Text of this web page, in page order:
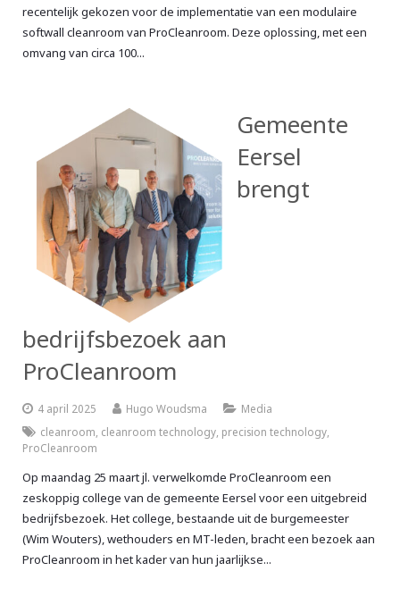
recentelijk gekozen voor de implementatie van een modulaire
softwall cleanroom van ProCleanroom. Deze oplossing, met een
omvang van circa 100...
Gemeente
Eersel
brengt
bedrijfsbezoek aan
ProCleanroom
4 april 2025 Hugo Woudsma
Media
cleanroom cleanroom technology precision technology
ProCleanroom
Op maandag 25 maart jl. verwelkomde ProCleanroom een
zeskoppig college van de gemeente Eersel voor een uitgebreid
bedrijfsbezoek. Het college, bestaande uit de burgemeester
(Wim Wouters), wethouders en MT-leden, bracht een bezoek aan
ProCleanroom in het kader van hun jaarlijkse...